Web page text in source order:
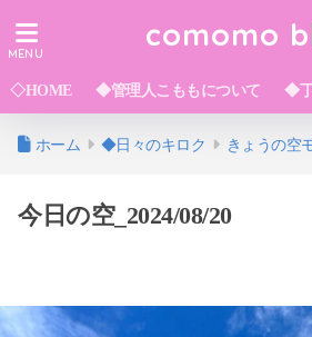
comomo
◇HOME ◆管理人こももについて ◆丁
ホーム ◆日々のキロク きょうの空
今日の空_2024/08/20